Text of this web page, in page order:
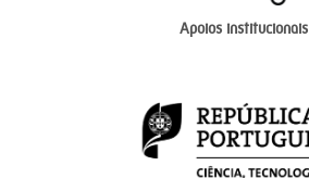
Apoios institucionais